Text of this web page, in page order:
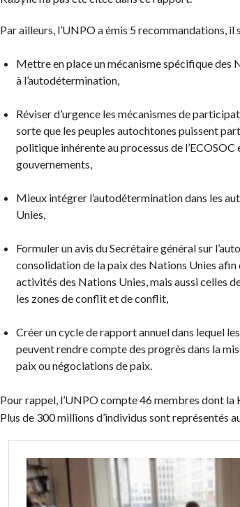
Par ailleurs, l’UNPO a émis 5 recommandations, il
Mettre en place un mécanisme spécifique des
à l’autodétermination,
Réviser d’urgence les mécanismes de
sorte que les peuples autochtones puissent
politique inhérente au processus de l’ECOSOC
gouvernements,
Mieux intégrer l’autodétermination dans les
Unies,
Formuler un avis du Secrétaire général sur
consolidation de la paix des Nations Unies afin
activités des Nations Unies, mais aussi celles
les zones de conflit et de conflit,
Créer un cycle de rapport annuel dans lequel
peuvent rendre compte des progrès dans la
paix ou négociations de paix.
Pour rappel, l’UNPO compte 46 membres dont
Plus de 300 millions d’individus sont représentés